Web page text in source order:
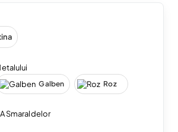
Galben Roz
Smaraldelor